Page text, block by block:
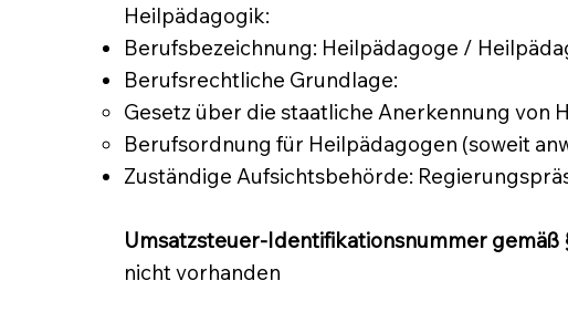
Heilpädagogik:
Berufsbezeichnung: Heilpädagoge /
Berufsrechtliche Grundlage:
Gesetz über die staatliche Anerkennung
Berufsordnung für Heilpädagogen (soweit
Zuständige Aufsichtsbehörde:
Umsatzsteuer-Identifikationsnummer gemäß
nicht vorhanden